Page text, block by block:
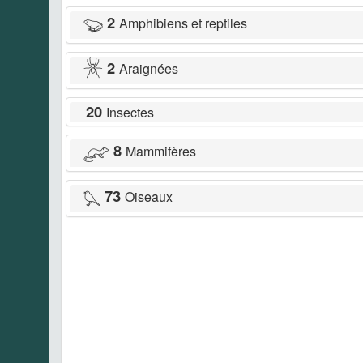
2 Amphibiens et reptiles
2 Araignées
20 Insectes
8 Mammifères
73 Oiseaux